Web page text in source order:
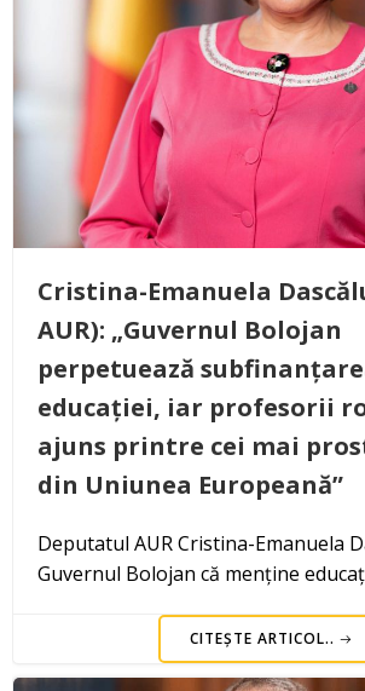
Cristina-Emanuela
AUR): „Guvernul Bolojan
perpetuează
educației, iar profesorii
ajuns printre cei mai
din Uniunea Europeană”
Deputatul AUR Cristina-Emanuela
Guvernul Bolojan că menține
CITEȘTE ARTICOL..